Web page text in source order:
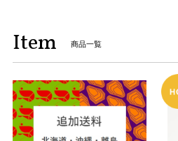
Item 商品一覧